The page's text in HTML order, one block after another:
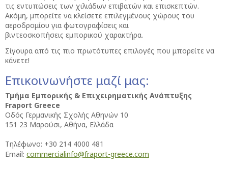
τις εντυπώσεις των χιλιάδων επιβατών και επισκεπτών.
Ακόμη, μπορείτε να κλείσετε επιλεγμένους χώρους του
αεροδρομίου για φωτογραφίσεις και
βιντεοσκοπήσεις εμπορικού χαρακτήρα.
Σίγουρα από τις πιο πρωτότυπες επιλογές που μπορείτε να
κάνετε!
Επικοινωνήστε μαζί μας:
Τμήμα Εμπορικής & Επιχειρηματικής Ανάπτυξης
Fraport Greece
Οδός Γερμανικής Σχολής Αθηνών 10
151 23 Μαρούσι, Αθήνα, Ελλάδα
Τηλέφωνο: +30 214 4000 481
Email: commercialinfo@fraport-greece.com